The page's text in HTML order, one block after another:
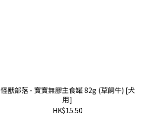
怪獸部落 - 寶寶無膠主食罐 82g (草飼牛) [犬
用]
HK$15.50